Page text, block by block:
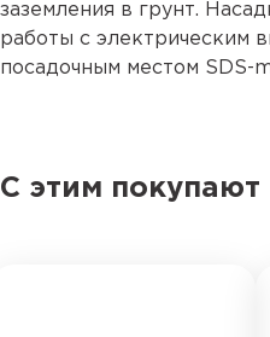
заземления в грунт.
работы с электрическим
посадочным местом SDS-
С этим покупают